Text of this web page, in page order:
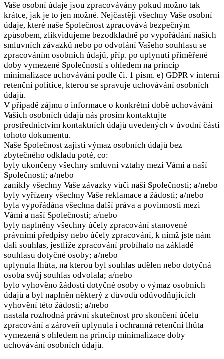
Vaše osobní údaje jsou zpracovávány pokud možno tak
krátce, jak je to jen možné. Nejčastěji všechny Vaše osobní
údaje, které naše Společnost zpracovává bezpečným
způsobem, zlikvidujeme bezodkladně po vypořádání našich
smluvních závazků nebo po odvolání Vašeho souhlasu se
zpracováním osobních údajů, příp. po uplynutí přiměřené
doby vymezené Společností s ohledem na princip
minimalizace uchovávání podle či. 1 písm. e) GDPR v interní
retenční politice, kterou se spravuje uchovávání osobních
údajů.
V případě zájmu o informace o konkrétní době uchovávání
Vašich osobních údajů nás prosím kontaktujte
prostřednictvím kontaktních údajů uvedených v úvodní části
tohoto dokumentu.
Naše Společnost zajistí výmaz osobních údajů bez
zbytečného odkladu poté, co:
byly ukončeny všechny smluvní vztahy mezi Vámi a naší
Společností; a/nebo
zanikly všechny Vaše závazky vůči naší Společnosti; a/nebo
byly vyřízeny všechny Vaše reklamace a žádosti; a/nebo
byla vypořádána všechna další práva a povinnosti mezi
Vámi a naší Společností; a/nebo
byly naplněny všechny účely zpracování stanovené
právními předpisy nebo účely zpracování, k nimž jste nám
dali souhlas, jestliže zpracování probíhalo na základě
souhlasu dotyčné osoby; a/nebo
uplynula lhůta, na kterou byl souhlas udělen nebo dotyčná
osoba svůj souhlas odvolala; a/nebo
bylo vyhověno žádosti dotyčné osoby o výmaz osobních
údajů a byl naplněn některý z důvodů odůvodňujících
vyhovění této žádosti; a/nebo
nastala rozhodná právní skutečnost pro skončení účelu
zpracování a zároveň uplynula i ochranná retenční lhůta
vymezená s ohledem na princip minimalizace doby
uchovávání osobních údajů.